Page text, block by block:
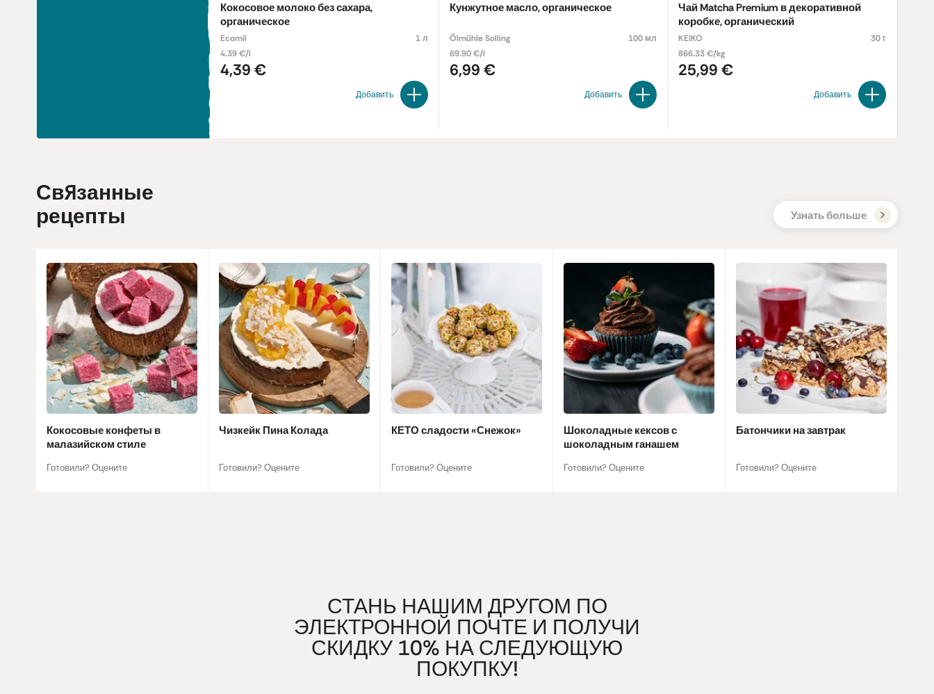
Кокосовое молоко без сахара,
органическое
Ecomil
1 л
4.39 €/l
4,39 €
Добавить
Кунжутное масло, органическое
Ölmühle Solling
100 мл
69.90 €/l
6,99 €
Добавить
Чай Matcha Premium в декоративной
коробке, органический
KEIKO
30 г
866.33 €/kg
25,99 €
Добавить
Связанные
рецепты
Узнать больше
Кокосовые конфеты в
малазийском стиле
Готовили? Оцените
Чизкейк Пина Колада
Готовили? Оцените
КЕТО сладости «Снежок»
Готовили? Оцените
Шоколадные кексов с
шоколадным ганашем
Готовили? Оцените
Батончики на завтрак
Готовили? Оцените
СТАНЬ НАШИМ ДРУГОМ ПО
ЭЛЕКТРОННОЙ ПОЧТЕ И ПОЛУЧИ
СКИДКУ 10% НА СЛЕДУЮЩУЮ
ПОКУПКУ!